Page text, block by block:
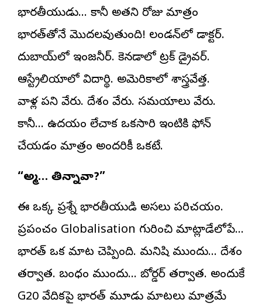
భారతీయుడు… కానీ అతని రోజు మాత్రం
భారత్‌తోనే మొదలవుతుంది! లండన్‌లో డాక్టర్.
దుబాయ్‌లో ఇంజనీర్. కెనడాలో ట్రక్ డ్రైవర్.
ఆస్ట్రేలియాలో విద్యార్థి. అమెరికాలో శాస్త్రవేత్త.
వాళ్ల పని వేరు. దేశం వేరు. సమయాలు వేరు.
కానీ… ఉదయం లేచాక ఒకసారి ఇంటికి ఫోన్
చేయడం మాత్రం అందరికీ ఒకటే.
“అమ్మా… తిన్నావా?”
ఈ ఒక్క ప్రశ్నే భారతీయుడి అసలు పరిచయం.
ప్రపంచం Globalisation గురించి మాట్లాడేలోపే…
భారత్ ఒక మాట చెప్పింది. మనిషి ముందు… దేశం
తర్వాత. బంధం ముందు… బోర్డర్ తర్వాత. అందుకే
G20 వేదికపై భారత్ మూడు మాటలు మాత్రమే